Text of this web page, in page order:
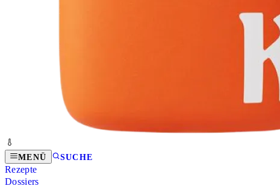
MENÜ SUCHE
Rezepte
Dossiers